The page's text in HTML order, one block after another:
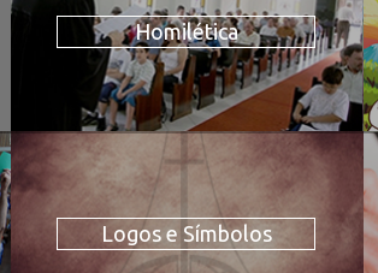
Homilética
Logos e Símbolos